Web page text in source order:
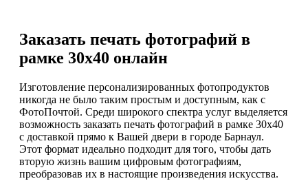
Заказать печать фотографий в
рамке 30х40 онлайн
Изготовление персонализированных фотопродуктов
никогда не было таким простым и доступным, как с
ФотоПочтой. Среди широкого спектра услуг выделяется
возможность заказать печать фотографий в рамке 30х40
с доставкой прямо к Вашей двери в городе Барнаул.
Этот формат идеально подходит для того, чтобы дать
вторую жизнь вашим цифровым фотографиям,
преобразовав их в настоящие произведения искусства.